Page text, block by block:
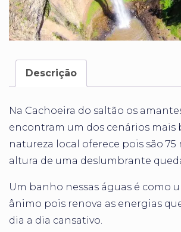
Descrição
Na Cachoeira do saltão os
encontram um dos cenários mais
natureza local oferece pois são 75
altura de uma deslumbrante queda
Um banho nessas águas é como
ânimo pois renova as energias
dia a dia cansativo.